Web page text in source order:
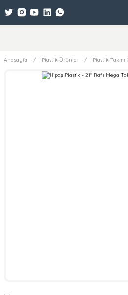
Anasayfa Plastik Ürünler Plastik Takım